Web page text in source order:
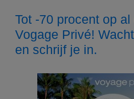
Tot -70 procent op
Vogage Privé!
en schrijf je in.